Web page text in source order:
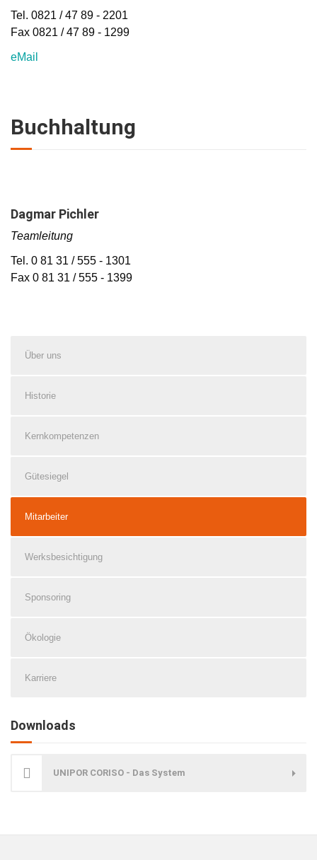
Tel. 0821 / 47 89 - 2201
Fax 0821 / 47 89 - 1299
eMail
Buchhaltung
Dagmar Pichler
Teamleitung
Tel. 0 81 31 / 555 - 1301
Fax 0 81 31 / 555 - 1399
Über uns
Historie
Kernkompetenzen
Gütesiegel
Mitarbeiter
Werksbesichtigung
Sponsoring
Ökologie
Karriere
Downloads
UNIPOR CORISO - Das System